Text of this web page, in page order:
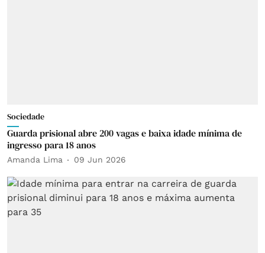
Sociedade
Guarda prisional abre 200 vagas e baixa idade mínima de
ingresso para 18 anos
Amanda Lima 09 Jun 2026